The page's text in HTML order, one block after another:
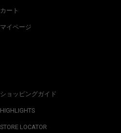
カート
マイページ
ショッピングガイド
HIGHLIGHTS
STORE LOCATOR